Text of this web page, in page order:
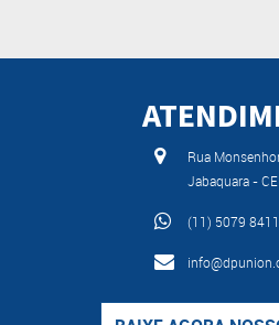
Rua
Jabaquara -
(11) 5079 8411